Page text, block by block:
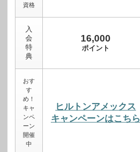
資格
入
会
特
典
16,000
ポイント
おす
す
め！
キャ
ンペ
ーン
開催
中
ヒルトンアメックス
キャンペーンはこちら